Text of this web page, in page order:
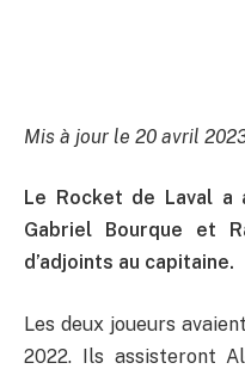
Mis à jour le 20 avril
Le Rocket de Laval a
Gabriel Bourque et
d’adjoints au capitaine.
Les deux joueurs
2022. Ils assisteront